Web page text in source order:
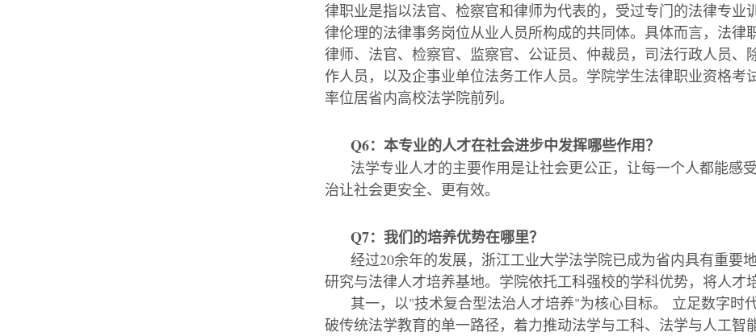
律职业是指以法官、检察官和律师为代表的，受过专门的法律专业
律伦理的法律事务岗位从业人员所构成的共同体。具体而言，法律
律师、法官、检察官、监察官、公证员、仲裁员，司法行政人员、
作人员，以及企事业单位法务工作人员。学院学生法律职业资格考
率位居省内高校法学院前列。
Q6：本专业的人才在社会进步中发挥哪些作用？
法学专业人才的主要作用是让社会更公正，让每一个人都能感
治让社会更安全、更有效。
Q7：我们的培养优势在哪里？
经过20余年的发展，浙江工业大学法学院已成为省内具有重要
研究与法律人才培养基地。学院依托工科强校的学科优势，将人才
其一，以"技术复合型法治人才培养"为核心目标。
立足数字时
破传统法学教育的单一路径，着力推动法学与工科、法学与人工智